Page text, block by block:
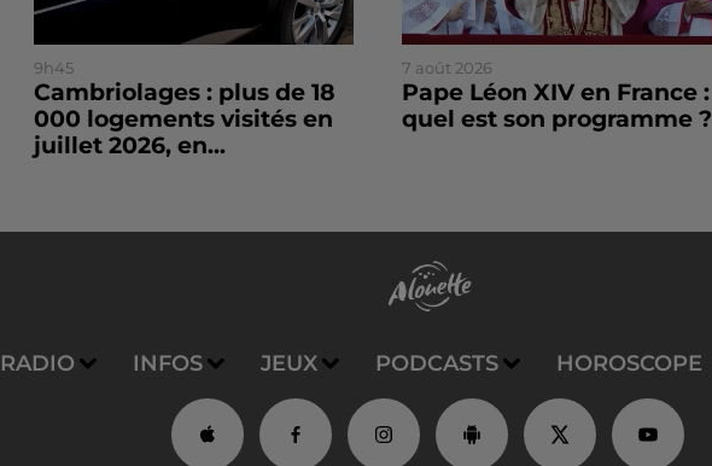
9h45
Cambriolages : plus de 18
000 logements visités en
juillet 2026, en...
7 août 2026
Pape Léon XIV en France :
quel est son programme ?
RADIO INFOS JEUX PODCASTS HOROSCOPE